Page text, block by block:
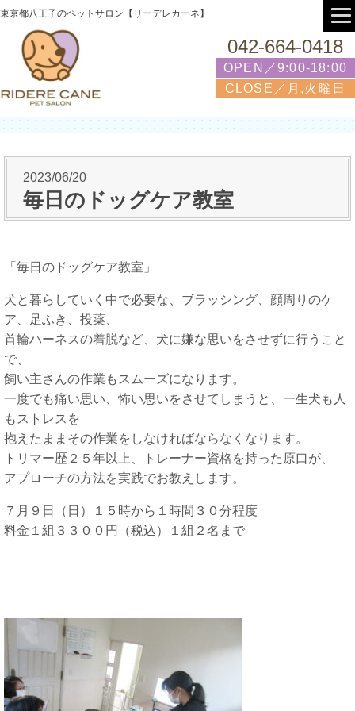
東京都八王子のペットサロン【リーデレカーネ】
042-664-0418
OPEN／9:00-18:00
CLOSE／月,火曜日
2023/06/20
毎日のドッグケア教室
「毎日のドッグケア教室」
犬と暮らしていく中で必要な、ブラッシング、顔周りのケ
ア、足ふき、投薬、
首輪ハーネスの着脱など、犬に嫌な思いをさせずに行うこと
で、
飼い主さんの作業もスムーズになります。
一度でも痛い思い、怖い思いをさせてしまうと、一生犬も人
もストレスを
抱えたままその作業をしなければならなくなります。
トリマー歴２５年以上、トレーナー資格を持った原口が、
アプローチの方法を実践でお教えします。
７月９日（日）１５時から１時間３０分程度
料金１組３３００円（税込）１組２名まで